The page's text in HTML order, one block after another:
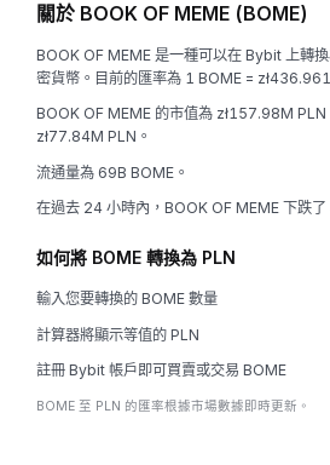
關於 BOOK OF MEME (BOME)
BOOK OF MEME 是一種可以在 Bybit 上轉
密貨幣。目前的匯率為 1 BOME =
BOOK OF MEME 的市值為 zł157.98M
zł77.84M PLN。
流通量為 69B BOME。
在過去 24 小時內，BOOK OF MEME 下跌
如何將 BOME 轉換為 PLN
輸入您要轉換的 BOME 數量
計算器將顯示等值的 PLN
註冊 Bybit 帳戶即可買賣或交易 BOME
BOME 至 PLN 的匯率根據市場數據即時更新。